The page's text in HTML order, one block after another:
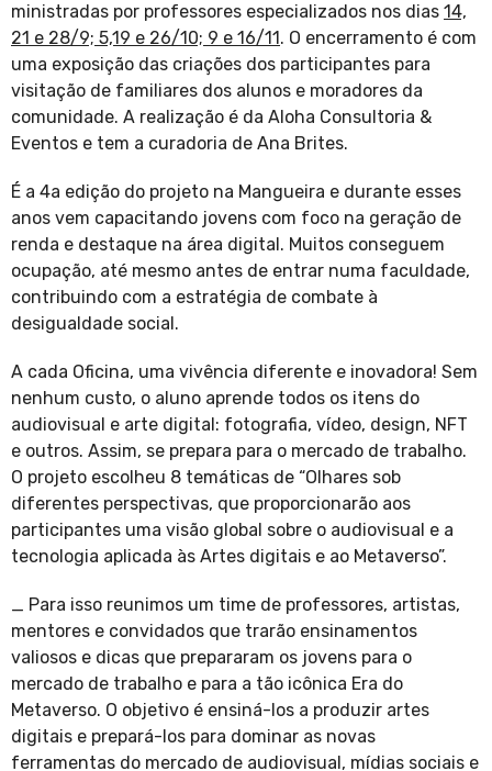
ministradas por professores especializados nos dias 14,
21 e 28/9; 5,19 e 26/10; 9 e 16/11 . O encerramento é com
uma exposição das criações dos participantes para
visitação de familiares dos alunos e moradores da
comunidade. A realização é da Aloha Consultoria &
Eventos e tem a curadoria de Ana Brites.
É a 4a edição do projeto na Mangueira e durante esses
anos vem capacitando jovens com foco na geração de
renda e destaque na área digital. Muitos conseguem
ocupação, até mesmo antes de entrar numa faculdade,
contribuindo com a estratégia de combate à
desigualdade social.
A cada Oficina, uma vivência diferente e inovadora! Sem
nenhum custo, o aluno aprende todos os itens do
audiovisual e arte digital: fotografia, vídeo, design, NFT
e outros. Assim, se prepara para o mercado de trabalho.
O projeto escolheu 8 temáticas de “Olhares sob
diferentes perspectivas, que proporcionarão aos
participantes uma visão global sobre o audiovisual e a
tecnologia aplicada às Artes digitais e ao Metaverso”.
_ Para isso reunimos um time de professores, artistas,
mentores e convidados que trarão ensinamentos
valiosos e dicas que prepararam os jovens para o
mercado de trabalho e para a tão icônica Era do
Metaverso. O objetivo é ensiná-los a produzir artes
digitais e prepará-los para dominar as novas
ferramentas do mercado de audiovisual, mídias sociais e